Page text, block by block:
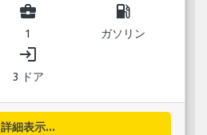
business_center
1
local_gas_station
ガソリン
login
3 ドア
詳細表示...